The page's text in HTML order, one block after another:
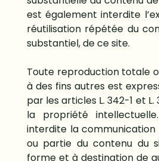
est également interdite
réutilisation répétée du
substantiel, de ce site.
Toute reproduction totale
à des fins autres est
par les articles L. 342-1 et
la propriété
interdite la
ou partie du contenu du
forme et à destination de